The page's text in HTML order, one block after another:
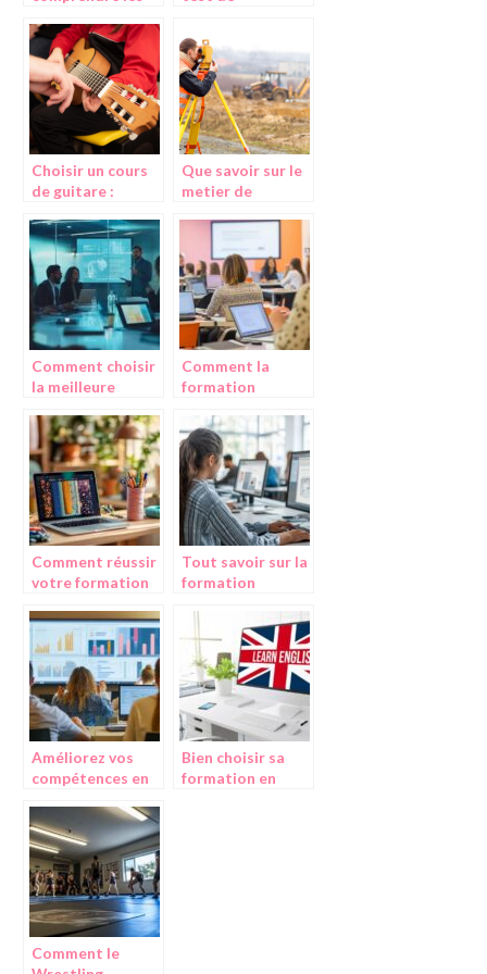
Geogebra
MBTI ?
Choisir un cours
de guitare :
et conseils
Que savoir sur le
metier de
topographe ?
Comment choisir
la meilleure
anglais
professionnel
pour booster
votre carrière
Comment la
formation
freelances peut
transformer
votre carrière
Comment réussir
votre formation
distance : astuces
et conseils
pratiques pour
débutants
Tout savoir sur la
formation
débutants en
modélisation 3D
Améliorez vos
compétences en
données avec une
formation
Matomo
complète
Bien choisir sa
formation en
Comment le